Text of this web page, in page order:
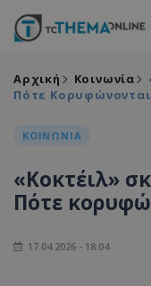
Αρχική Κοινωνία
Πότε
ΚΟΙΝΩΝΙΑ
«Κοκτέιλ»
Πότε
17.04.2026 - 18:04